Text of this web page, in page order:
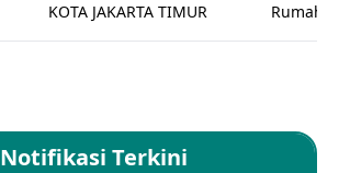
KOTA JAKARTA TIMUR Rumah
Notifikasi Terkini